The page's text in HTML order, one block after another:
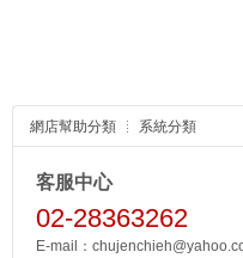
網店幫助分類 系統分類
客服中心
02-28363262
E-mail：